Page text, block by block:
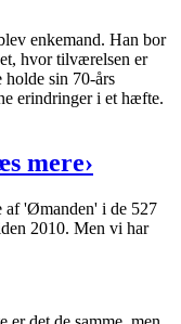
enkemand. Han bor
hvor tilværelsen er
holde sin 70-års
erindringer i et hæfte.
mere›
af 'Ømanden' i de 527
2010. Men vi har